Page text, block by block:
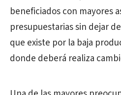
beneficiados con mayores
presupuestarias sin dejar
que existe por la baja
donde deberá realiza